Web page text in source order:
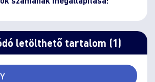
letölthető tartalom (1)